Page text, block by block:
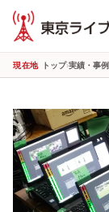
現在地 トップ›実績・事例